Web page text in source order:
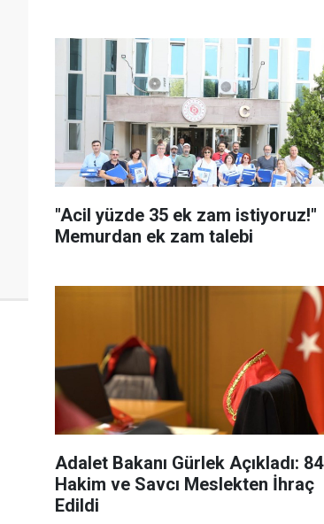
"Acil yüzde 35 ek zam istiyoruz!"
Memurdan ek zam talebi
Adalet Bakanı Gürlek Açıkladı: 84
Hakim ve Savcı Meslekten İhraç
Edildi